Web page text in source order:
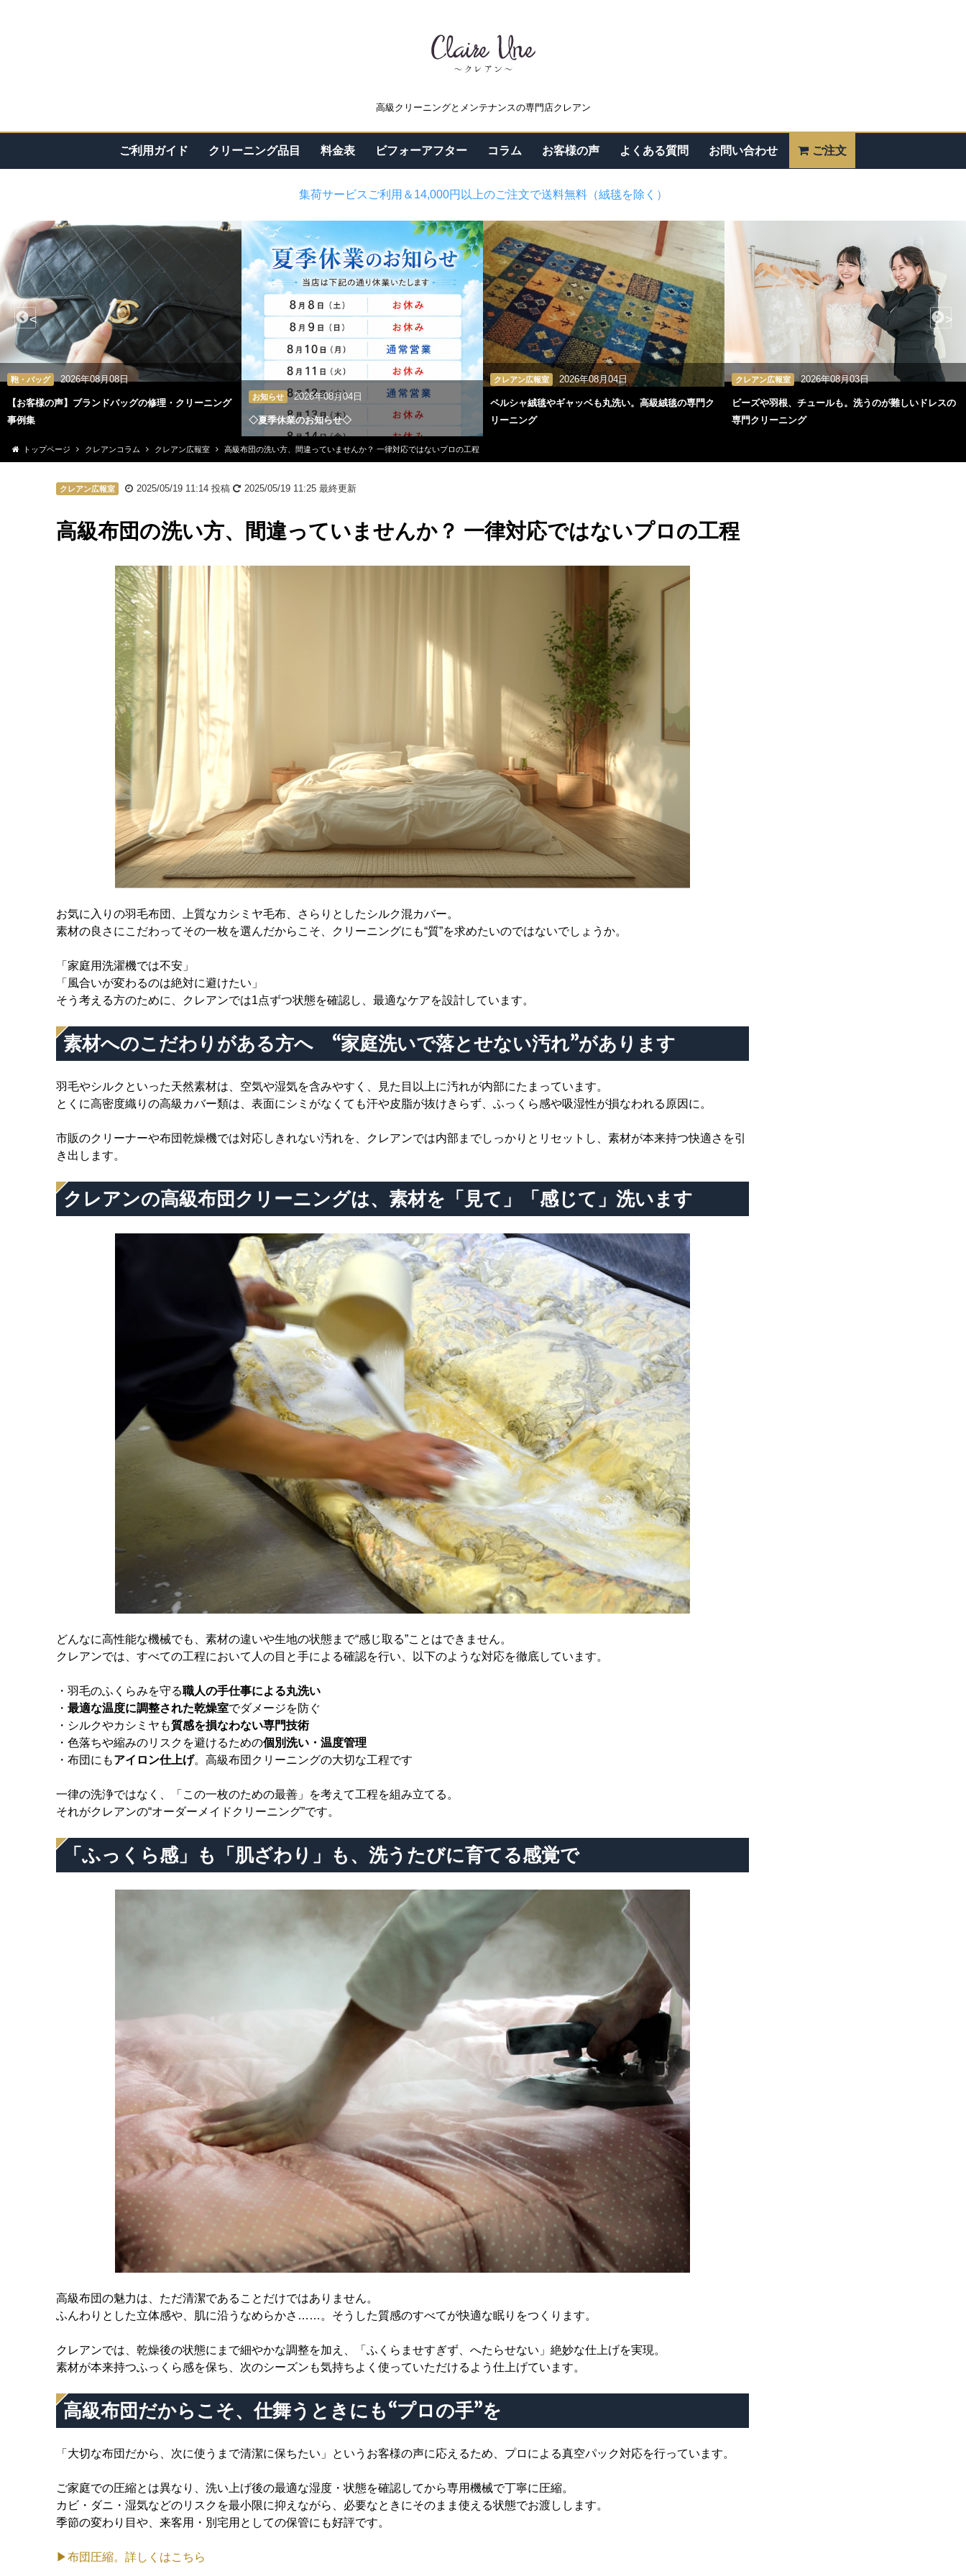
高級クリーニングとメンテナンスの専門店クレアン
ご利用ガイド クリーニング品目 料金表 ビフォーアフター コラム お客様の声 よくある質問 お問い合わせ ご注文
集荷サービスご利用＆14,000円以上のご注文で送料無料（絨毯を除く）
鞄・バッグ 2026年08月08日
【お客様の声】ブランドバッグの修理・クリーニング
事例集
お知らせ 2026年08月04日
◇夏季休業のお知らせ◇
クレアン広報室 2026年08月04日
ペルシャ絨毯やギャッベも丸洗い。高級絨毯の専門ク
リーニング
クレアン広報室 2026年08月03日
ビーズや羽根、チュールも。洗うのが難しいドレスの
専門クリーニング
< >
トップページ クレアンコラム クレアン広報室 高級布団の洗い方、間違っていませんか？ 一律対応ではないプロの工程
クレアン広報室 2025/05/19 11:14投稿 2025/05/19 11:25最終更新
高級布団の洗い方、間違っていませんか？ 一律対応ではないプロの工程
お気に入りの羽毛布団、上質なカシミヤ毛布、さらりとしたシルク混カバー。
素材の良さにこだわってその一枚を選んだからこそ、クリーニングにも“質”を求めたいのではないでしょうか。
「家庭用洗濯機では不安」
「風合いが変わるのは絶対に避けたい」
そう考える方のために、クレアンでは1点ずつ状態を確認し、最適なケアを設計しています。
素材へのこだわりがある方へ “家庭洗いで落とせない汚れ”があります
羽毛やシルクといった天然素材は、空気や湿気を含みやすく、見た目以上に汚れが内部にたまっています。
とくに高密度織りの高級カバー類は、表面にシミがなくても汗や皮脂が抜けきらず、ふっくら感や吸湿性が損なわれる原因に。
市販のクリーナーや布団乾燥機では対応しきれない汚れを、クレアンでは内部までしっかりとリセットし、素材が本来持つ快適さを引
き出します。
クレアンの高級布団クリーニングは、素材を「見て」「感じて」洗います
どんなに高性能な機械でも、素材の違いや生地の状態まで“感じ取る”ことはできません。
クレアンでは、すべての工程において人の目と手による確認を行い、以下のような対応を徹底しています。
・羽毛のふくらみを守る職人の手仕事による丸洗い
・ 最適な温度に調整された乾燥室でダメージを防ぐ
・シルクやカシミヤも質感を損なわない専門技術
・色落ちや縮みのリスクを避けるための個別洗い・温度管理
・布団にもアイロン仕上げ。高級布団クリーニングの大切な工程です
一律の洗浄ではなく、「この一枚のための最善」を考えて工程を組み立てる。
それがクレアンの“オーダーメイドクリーニング”です。
「ふっくら感」も「肌ざわり」も、洗うたびに育てる感覚で
高級布団の魅力は、ただ清潔であることだけではありません。
ふんわりとした立体感や、肌に沿うなめらかさ……。そうした質感のすべてが快適な眠りをつくります。
クレアンでは、乾燥後の状態にまで細やかな調整を加え、「ふくらませすぎず、へたらせない」絶妙な仕上げを実現。
素材が本来持つふっくら感を保ち、次のシーズンも気持ちよく使っていただけるよう仕上げています。
高級布団だからこそ、仕舞うときにも“プロの手”を
「大切な布団だから、次に使うまで清潔に保ちたい」というお客様の声に応えるため、プロによる真空パック対応を行っています。
ご家庭での圧縮とは異なり、洗い上げ後の最適な湿度・状態を確認してから専用機械で丁寧に圧縮。
カビ・ダニ・湿気などのリスクを最小限に抑えながら、必要なときにそのまま使える状態でお渡しします。
季節の変わり目や、来客用・別宅用としての保管にも好評です。
▶布団圧縮。詳しくはこちら